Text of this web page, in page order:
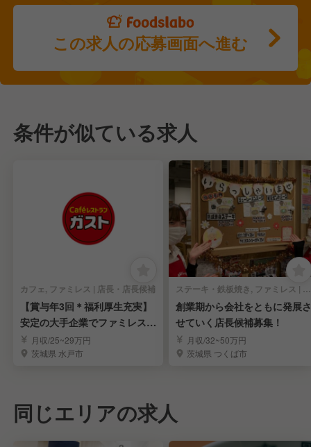
この求人の応募画面へ進む
条件が似ている求人
カフェ, ファミレス | 店長・店長候補
【賞与年3回＊福利厚生充実】
安定の大手企業でファミレスの
店長候補を募集！
月収/25~29万円
茨城県 水戸市
ステーキ・鉄板焼き, ファミレス | 店長・店長候補
創業期から会社をともに発展さ
せていく店長候補募集！
月収/32~50万円
茨城県 つくば市
同じエリアの求人